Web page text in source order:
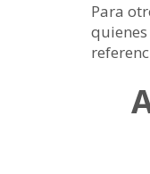
Para